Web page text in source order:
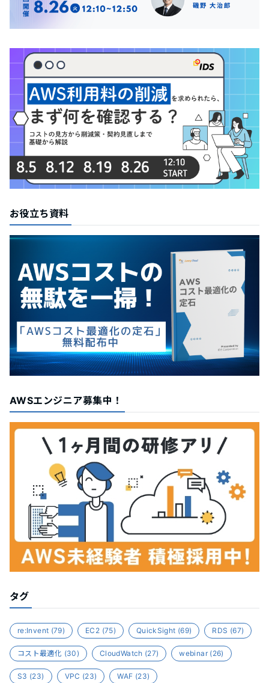
お役立ち資料
AWSエンジニア募集中！
タグ
re:Invent (79) EC2 (75) QuickSight (69) RDS (67)
コスト最適化 (30) CloudWatch (27) webinar(26)
S3 (23) VPC (23) WAF (23)